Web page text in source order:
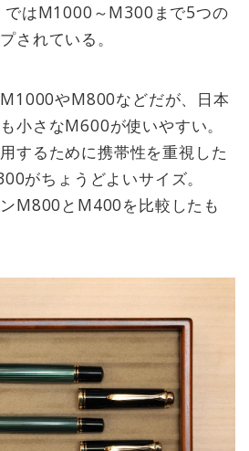
ではM1000～M300まで5つの
されている。
やM800などだが、日本
小さなM600が使いやすい。
するために携帯性を重視した
がちょうどよいサイズ。
ンM800とM400を比較したも